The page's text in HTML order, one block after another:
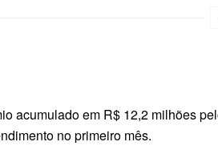
acumulado em R$ 12,2 milhões
no primeiro mês.